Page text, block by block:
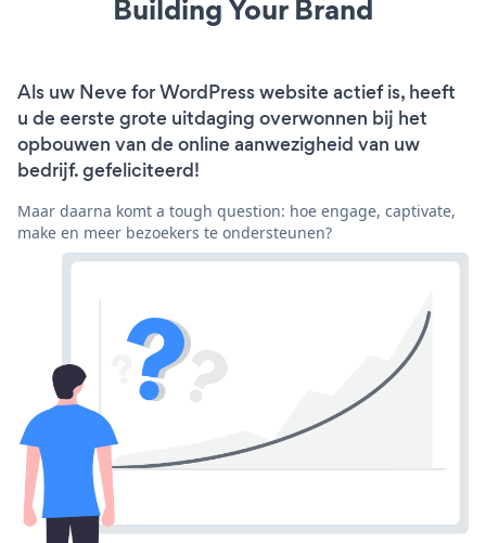
Building Your Brand
Als uw Neve for WordPress website actief is, heeft
u de eerste grote uitdaging overwonnen bij het
opbouwen van de online aanwezigheid van uw
bedrijf. gefeliciteerd!
Maar daarna komt a tough question: hoe engage, captivate,
make en meer bezoekers te ondersteunen?